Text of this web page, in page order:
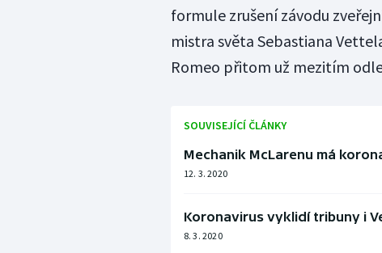
formule zrušení závodu
mistra světa Sebastiana
Romeo přitom už mezitím
SOUVISEJÍCÍ ČLÁNKY
Mechanik McLarenu má
12. 3. 2020
Koronavirus vyklidí tribuny i
8. 3. 2020